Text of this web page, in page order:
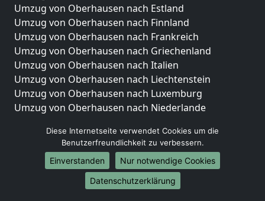
Umzug von Oberhausen nach Estland
Umzug von Oberhausen nach Finnland
Umzug von Oberhausen nach Frankreich
Umzug von Oberhausen nach Griechenland
Umzug von Oberhausen nach Italien
Umzug von Oberhausen nach Liechtenstein
Umzug von Oberhausen nach Luxemburg
Umzug von Oberhausen nach Niederlande
Umzüge-Deutschlandweit
Umzug von Oberhausen nach Berlin
Umzug von Oberhausen nach Hamburg
Umzug von Oberhausen nach München
Diese Internetseite verwendet Cookies um die
Benutzerfreundlichkeit zu verbessern.
Einverstanden
Nur notwendige Cookies
Datenschutzerklärung